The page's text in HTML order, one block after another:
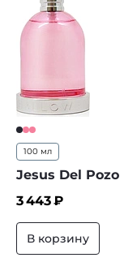
100 мл
Jesus Del Pozo
3 443₽
В корзину